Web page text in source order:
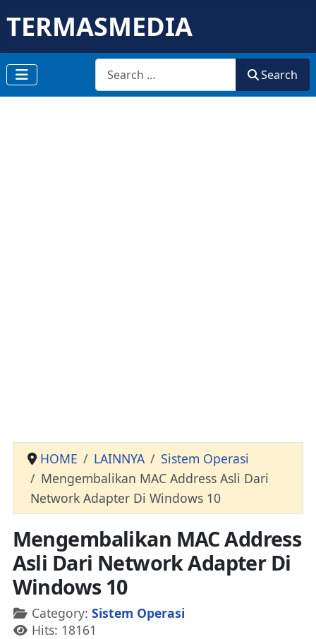
TERMASMEDIA
Search Search
HOME LAINNYA
Sistem Operasi
Mengembalikan MAC Address Asli Dari
Network Adapter Di Windows 10
Mengembalikan MAC Address
Asli Dari Network Adapter Di
Windows 10
Details
Category: Sistem Operasi
Hits: 18161